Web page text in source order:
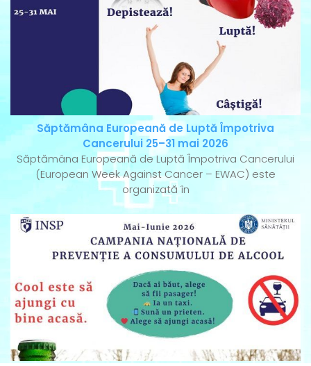
Săptămâna Europeană de Luptă Împotriva
Cancerului 25–31 mai 2026
Săptămâna Europeană de Luptă Împotriva Cancerului
(European Week Against Cancer – EWAC) este
organizată în